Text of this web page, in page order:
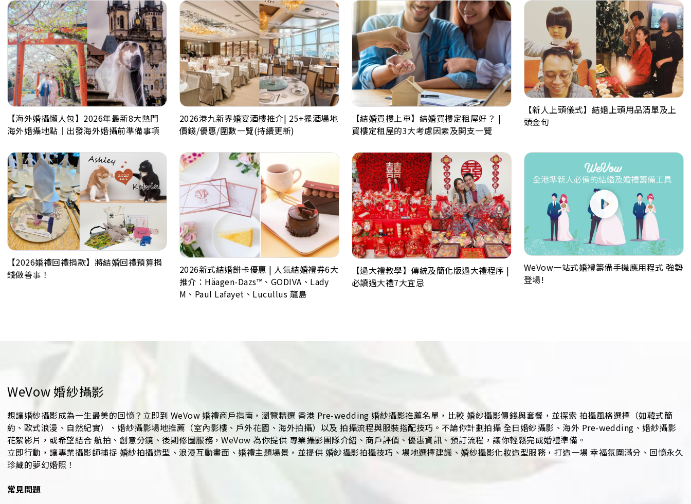
【海外婚攝懶人包】2026年最新8大熱門
海外婚攝地點｜出發海外婚攝前準備事項
2026港九新界婚宴酒樓推介| 25+擺酒場地
價錢/優惠/圍數一覽(持續更新)
【結婚買樓上車】結婚買樓定租屋好？ |
買樓定租屋的3大考慮因素及開支一覽
【新人上頭儀式】結婚上頭用品清單及上
頭金句
【2026婚禮回禮捐款】將結婚回禮預算捐
錢做善事！
2026新式結婚餅卡優惠 | 人氣結婚禮券6大
推介：Häagen-Dazs™、GODIVA、Lady
M、Paul Lafayet、Lucullus 龍島
【過大禮教學】傳統及簡化版過大禮程序 |
必讀過大禮7大宜忌
WeVow一站式婚禮籌備手機應用程式 強勢
登場!
WeVow 婚紗攝影
想讓婚紗攝影成為一生最美的回憶？立即到 WeVow 婚禮商戶指南，瀏覽精選 香港 Pre-wedding 婚紗攝影推薦名單，比較 婚紗攝影價錢與套餐，並探索 拍攝風格選擇（如韓式簡
約、歐式浪漫、自然紀實）、婚紗攝影場地推薦（室內影樓、戶外花園、海外拍攝）以及 拍攝流程與服裝搭配技巧。不論你計劃拍攝 全日婚紗攝影、海外 Pre-wedding、婚紗攝影
花絮影片，或希望結合 航拍、創意分鏡、後期修圖服務，WeVow 為你提供 專業攝影團隊介紹、商戶評價、優惠資訊、預訂流程，讓你輕鬆完成婚禮準備。
立即行動，讓專業攝影師捕捉 婚紗拍攝造型、浪漫互動畫面、婚禮主題場景，並提供 婚紗攝影拍攝技巧、場地選擇建議、婚紗攝影化妝造型服務，打造一場 幸福氛圍滿分、回憶永久
珍藏的夢幻婚照！
常見問題